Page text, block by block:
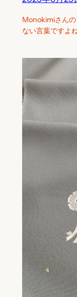
Monokimiさんの
ない言葉ですよ